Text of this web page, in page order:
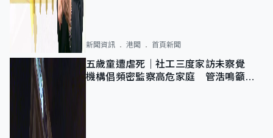
新聞資訊 港聞 首頁新聞
五歲童遭虐死｜社工三度家訪未察覺
機構倡頻密監察高危家庭 管浩鳴籲加